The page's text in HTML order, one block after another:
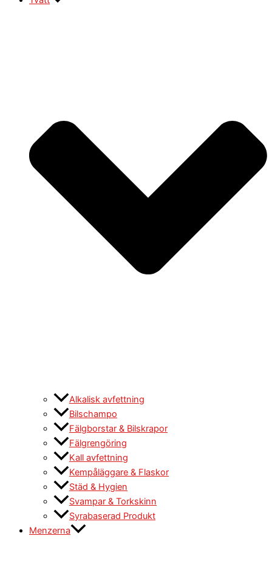
Alkalisk avfettning
Bilschampo
Fälgborstar & Bilskrapor
Fälgrengöring
Kall avfettning
Kempåläggare & Flaskor
Städ & Hygien
Svampar & Torkskinn
Syrabaserad Produkt
Menzerna